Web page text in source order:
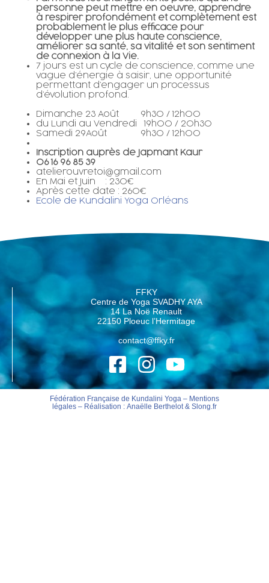
personne peut mettre en oeuvre, apprendre
à respirer profondément et complètement est
probablement le plus efficace pour
développer une plus haute conscience,
améliorer sa santé, sa vitalité et son sentiment
de connexion à la Vie.
7 jours est un cycle de conscience, comme une
vague d’énergie à saisir, une opportunité
permettant d’engager un processus
d’évolution profond.
Dimanche 23 Août 9h30 / 12h00
du Lundi au Vendredi 19h00 / 20h30
Samedi 29Août 9h30 / 12h00
Inscription auprès de Japmant Kaur
06 16 96 85 39
atelierouvretoi@gmail.com
En Mai et Juin : 230€
Après cette date : 260€
Ecole de Kundalini Yoga Orléans
FFKY
Centre de Yoga SVADHY AYA
14 La Noë Renault
22150 Ploeuc l’Hermitage
contact@ffky.fr
Fédération Française de Kundalini Yoga – Mentions
légales– Réalisation : Anaëlle Berthelot& Slong.fr